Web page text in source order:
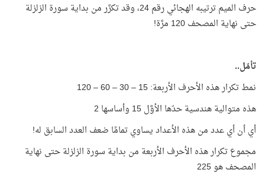
حرف الميم ترتيبه الهجائي رقم 24، وقد تكرَّر من بداية سورة الزلزلة
حتى نهاية المصحف 120 مرَّة!
تأمّل..
نمط تكرار هذه الأحرف الأربعة: 15 – 30 – 60 – 120
هذه متوالية هندسية حدّها الأوَّل 15 وأساسها 2
أي أن أي عدد من هذه الأعداد يساوي تمامًا ضعف العدد السابق له!
مجموع تكرار هذه الأحرف الأربعة من بداية سورة الزلزلة حتى نهاية
المصحف هو 225